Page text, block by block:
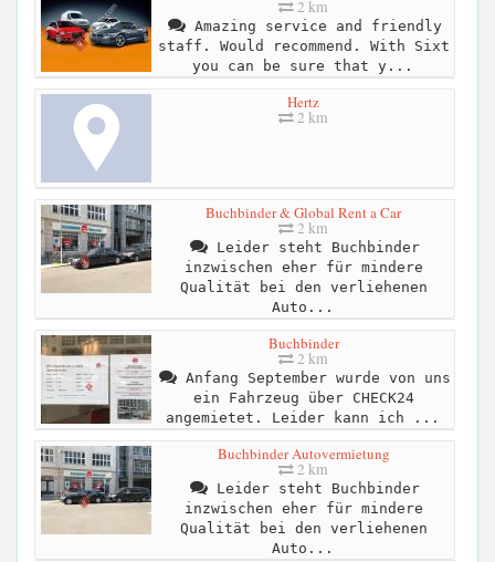
2 km
Amazing service and friendly
staff. Would recommend. With Sixt
you can be sure that y...
Hertz
2 km
Buchbinder & Global Rent a Car
2 km
Leider steht Buchbinder
inzwischen eher für mindere
Qualität bei den verliehenen
Auto...
Buchbinder
2 km
Anfang September wurde von uns
ein Fahrzeug über CHECK24
angemietet. Leider kann ich ...
Buchbinder Autovermietung
2 km
Leider steht Buchbinder
inzwischen eher für mindere
Qualität bei den verliehenen
Auto...